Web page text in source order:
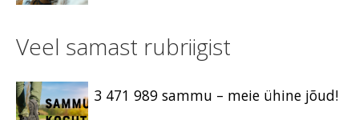
Veel samast rubriigist
3 471 989 sammu – meie ühine jõud!